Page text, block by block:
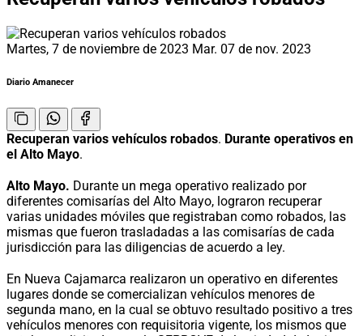
Martes, 7 de noviembre de 2023 Mar. 07 de nov. 2023
Diario Amanecer
Recuperan varios vehículos robados. Durante operativos en
el Alto Mayo.
Alto Mayo. Durante un mega operativo realizado por
diferentes comisarías del Alto Mayo, lograron recuperar
varias unidades móviles que registraban como robados, las
mismas que fueron trasladadas a las comisarías de cada
jurisdicción para las diligencias de acuerdo a ley.
En Nueva Cajamarca realizaron un operativo en diferentes
lugares donde se comercializan vehículos menores de
segunda mano, en la cual se obtuvo resultado positivo a tres
vehículos menores con requisitoria vigente, los mismos que